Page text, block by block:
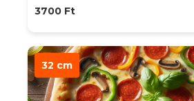
3700 Ft
32 cm